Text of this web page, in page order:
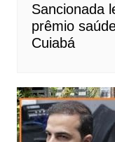
Sancionada
prêmio
Cuiabá